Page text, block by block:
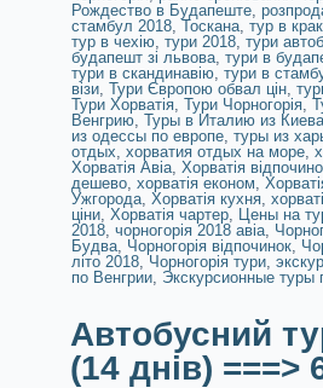
Рождество в Будапеште
стамбул 2018 ,Тоскана тур в
тур в чехію тури 2018 тури
будапешт зі львова тури в
тури в скандинавію тури в
візи Тури Європою обвал цін
Тури Хорватія Тури Чорногорія,
Венгрию Туры в Италию из Киева
из одессы по европе туры из
отдых хорватия отдых на море ,
Хорватія Авіа Хорватія
дешево хорватія економ ,
Ужгорода Хорватія кухня
ціни ,Хорватія чартер, Цены на
2018 чорногорія 2018 авіа
Будва Чорногорія відпочинок,
літо 2018 ,Чорногорія тури
по Венгрии Экскурсионные туры
Автобусний
(14 днів) ===>